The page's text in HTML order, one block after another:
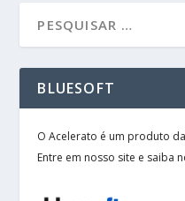
BLUESOFT
O Acelerato é um produto da
Entre em nosso site e saiba